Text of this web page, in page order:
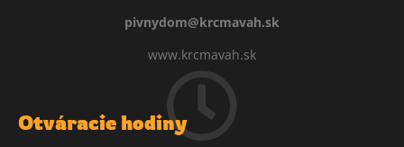
pivnydom@krcmavah.sk
www.krcmavah.sk
Otváracie hodiny